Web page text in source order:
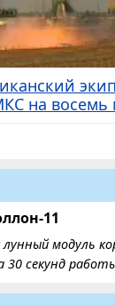
на восемь
11
модуль
30 секунд